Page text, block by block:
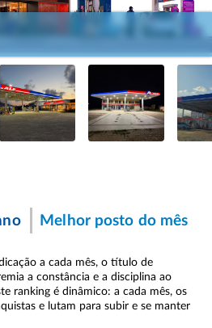
Melhor posto do mês
a cada mês, o título de
a constância e a disciplina ao
ranking é dinâmico: a cada mês, os
e lutam para subir e se manter